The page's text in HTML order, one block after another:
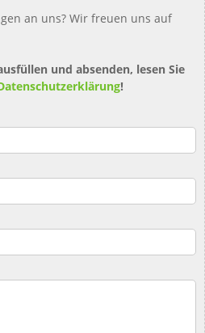
an uns? Wir freuen uns auf
und absenden, lesen Sie
!